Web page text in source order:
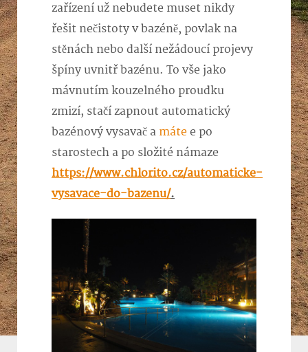
zařízení už nebudete muset nikdy
řešit nečistoty v bazéně, povlak na
stěnách nebo další nežádoucí projevy
špíny uvnitř bazénu. To vše jako
mávnutím kouzelného proudku
zmizí, stačí zapnout automatický
bazénový vysavač a máte e po
starostech a po složité námaze
https://www.chlorito.cz/automaticke-
vysavace-do-bazenu/.